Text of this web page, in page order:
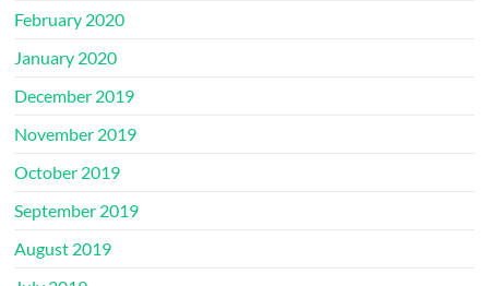
February 2020
January 2020
December 2019
November 2019
October 2019
September 2019
August 2019